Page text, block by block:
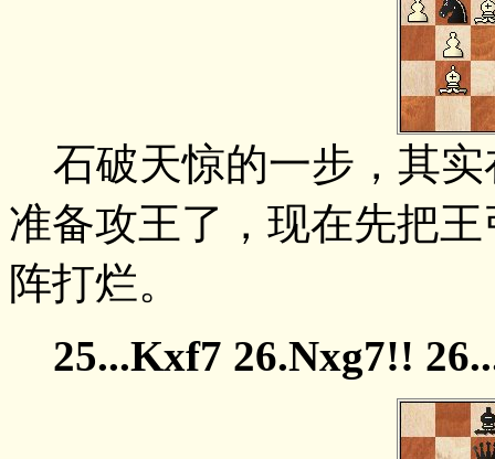
石破天惊的一步，其实
准备攻王了，现在先把
阵打烂。
25...Kxf7 26.Nxg7!!